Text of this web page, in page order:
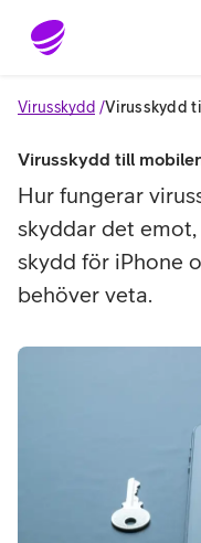
Gå till sidans innehåll
Virusskydd Virusskydd
Virusskydd till
Hur fungerar
skyddar det
skydd för iPhone
behöver veta.